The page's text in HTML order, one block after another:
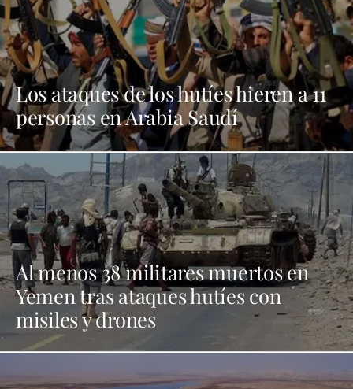
Los ataques de los hutíes hieren a 11
personas en Arabia Saudí
Al menos 38 militares muertos en
Yemen tras ataques hutíes con
misiles y drones